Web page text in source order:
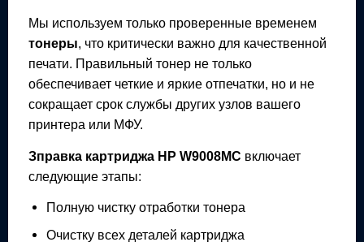
Мы используем только проверенные временем
тонеры, что критически важно для качественной
печати. Правильный тонер не только
обеспечивает четкие и яркие отпечатки, но и не
сокращает срок службы других узлов вашего
принтера или МФУ.
Зправка картриджа HP W9008MC включает
следующие этапы:
Полную чистку отработки тонера
Очистку всех деталей картриджа